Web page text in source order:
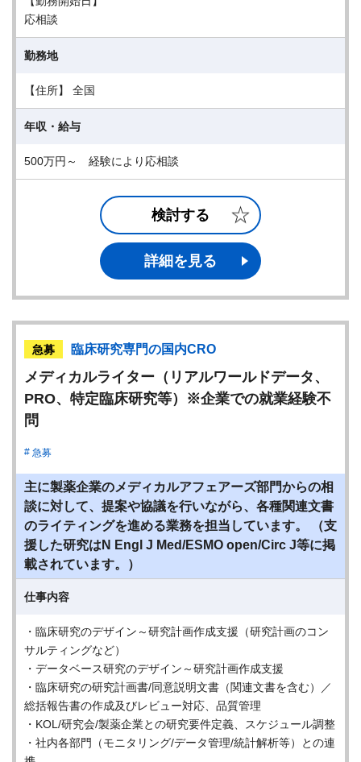
応相談
勤務地
【住所】 全国
年収・給与
500万円～ 経験により応相談
検討する
詳細を見る
急募 臨床研究専門の国内CRO
メディカルライター（リアルワールドデータ、
PRO、特定臨床研究等）※企業での就業経験不
問
急募
主に製薬企業のメディカルアフェアーズ部門からの相
談に対して、提案や協議を行いながら、各種関連文書
のライティングを進める業務を担当しています。 （支
援した研究はN Engl J Med/ESMO open/Circ J等に掲
載されています。）
仕事内容
・臨床研究のデザイン～研究計画作成支援（研究計画のコン
サルティングなど）
・データベース研究のデザイン～研究計画作成支援
・臨床研究の研究計画書/同意説明文書（関連文書を含む）／
総括報告書の作成及びレビュー対応、品質管理
・KOL/研究会/製薬企業との研究要件定義、スケジュール調整
・社内各部門（モニタリング/データ管理/統計解析等）との連